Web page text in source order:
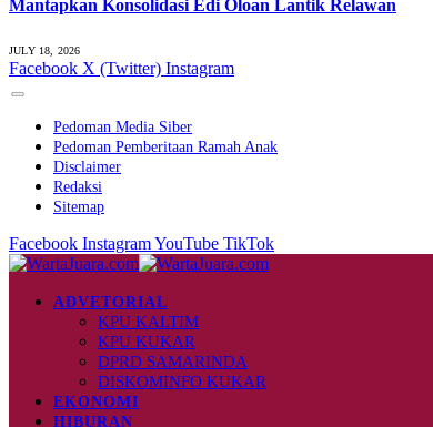
Mantapkan Konsolidasi Edi Oloan Lantik Relawan
JULY 18, 2026
Facebook X (Twitter) Instagram
Pedoman Media Siber
Pedoman Pemberitaan Ramah Anak
Disclaimer
Redaksi
Sitemap
Facebook InstagramYouTube TikTok
ADVETORIAL
KPU KALTIM
KPU KUKAR
DPRD SAMARINDA
DISKOMINFO KUKAR
EKONOMI
HIBURAN